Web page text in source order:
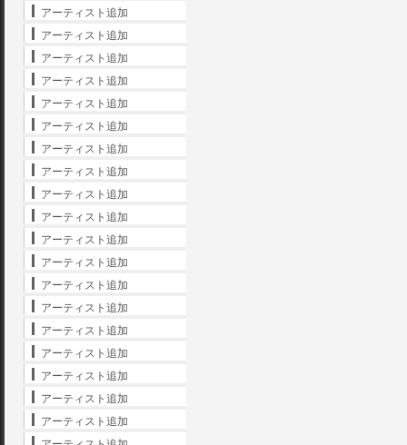
アーティスト追加
アーティスト追加
アーティスト追加
アーティスト追加
アーティスト追加
アーティスト追加
アーティスト追加
アーティスト追加
アーティスト追加
アーティスト追加
アーティスト追加
アーティスト追加
アーティスト追加
アーティスト追加
アーティスト追加
アーティスト追加
アーティスト追加
アーティスト追加
アーティスト追加